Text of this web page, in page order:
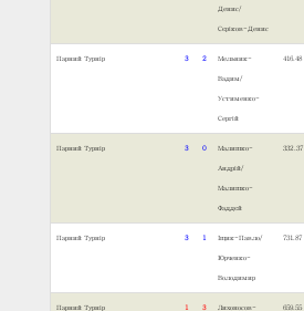
Денис/
Сєріков-Денис
Парний Турнір 3 2 Мельник-
Вадим/
Устименко-
Сергій
416.48
Парний Турнір 3 0 Малишко-
Андрій/
Малишко-
Фаддєй
332.37
Парний Турнір 3 1 Іщик-Павло/
Юрченко-
Володимир
731.87
Парний Турнір 3 Лихоносов- 659.55